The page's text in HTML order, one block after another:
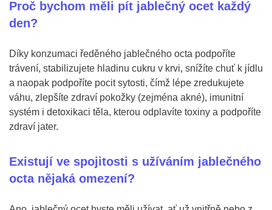
Proč bychom měli pít jablečný ocet každý
den?
Díky konzumaci ředěného jablečného octa podpoříte
trávení, stabilizujete hladinu cukru v krvi, snížíte chuť k jídlu
a naopak podpoříte pocit sytosti, čímž lépe zredukujete
váhu, zlepšíte zdraví pokožky (zejména akné), imunitní
systém i detoxikaci těla, kterou odplavíte toxiny a podpoříte
zdraví jater.
Existují ve spojitosti s užíváním jablečného
octa nějaká omezení?